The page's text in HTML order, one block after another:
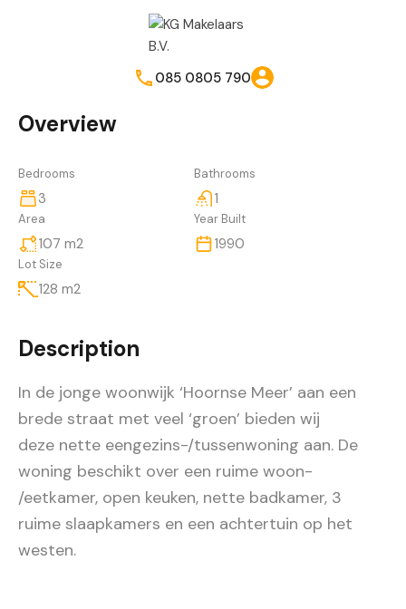
085 0805 790
Overview
Bedrooms
3
Bathrooms
1
Area
107 m2
Year Built
1990
Lot Size
128 m2
Description
In de jonge woonwijk ‘Hoornse Meer’ aan een
brede straat met veel ‘groen’ bieden wij
deze nette eengezins-/tussenwoning aan. De
woning beschikt over een ruime woon-
/eetkamer, open keuken, nette badkamer, 3
ruime slaapkamers en een achtertuin op het
westen.